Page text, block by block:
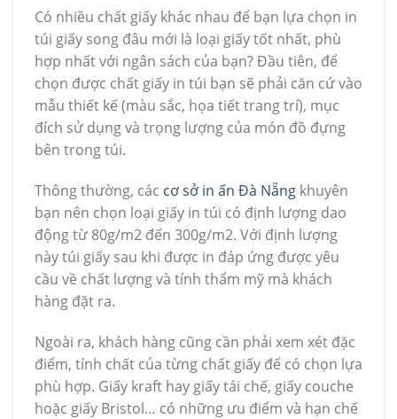
Có nhiều chất giấy khác nhau để bạn lựa chọn in
túi giấy song đâu mới là loại giấy tốt nhất, phù
hợp nhất với ngân sách của bạn? Đầu tiên, để
chọn được chất giấy in túi bạn sẽ phải căn cứ vào
mẫu thiết kế (màu sắc, họa tiết trang trí), mục
đích sử dụng và trọng lượng của món đồ đựng
bên trong túi.
Thông thường, các cơ sở in ấn Đà Nẵng khuyên
bạn nên chọn loại giấy in túi có định lượng dao
động từ 80g/m2 đến 300g/m2. Với định lượng
này túi giấy sau khi được in đáp ứng được yêu
cầu về chất lượng và tính thẩm mỹ mà khách
hàng đặt ra.
Ngoài ra, khách hàng cũng cần phải xem xét đặc
điểm, tính chất của từng chất giấy để có chọn lựa
phù hợp. Giấy kraft hay giấy tái chế, giấy couche
hoặc giấy Bristol… có những ưu điểm và hạn chế